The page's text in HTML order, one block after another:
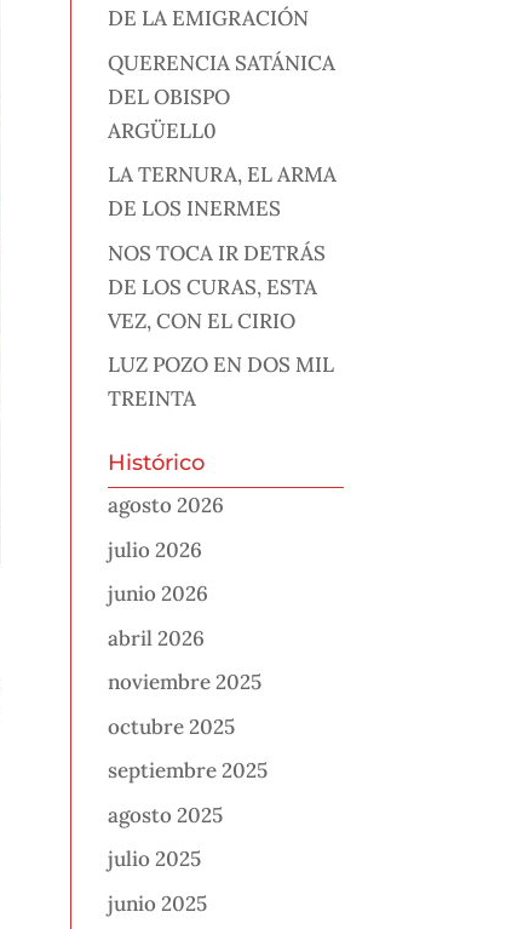
DE LA EMIGRACIÓN
QUERENCIA SATÁNICA
DEL OBISPO
ARGÜELL0
LA TERNURA, EL ARMA
DE LOS INERMES
NOS TOCA IR DETRÁS
DE LOS CURAS, ESTA
VEZ, CON EL CIRIO
LUZ POZO EN DOS MIL
TREINTA
Histórico
agosto 2026
julio 2026
junio 2026
abril 2026
noviembre 2025
octubre 2025
septiembre 2025
agosto 2025
julio 2025
junio 2025